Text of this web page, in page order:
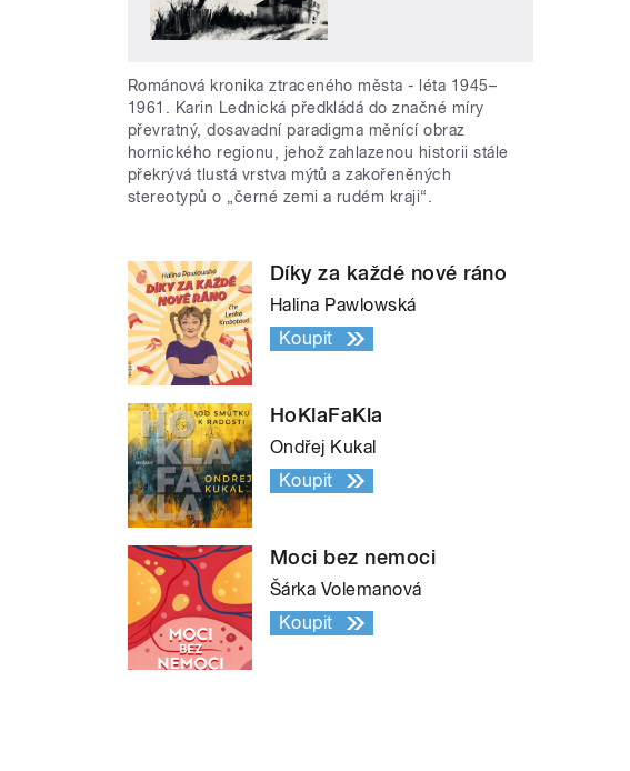
Románová kronika ztraceného města - léta 1945–
1961. Karin Lednická předkládá do značné míry
převratný, dosavadní paradigma měnící obraz
hornického regionu, jehož zahlazenou historii stále
překrývá tlustá vrstva mýtů a zakořeněných
stereotypů o „černé zemi a rudém kraji“.
Díky za každé nové ráno
Halina Pawlowská
Koupit
HoKlaFaKla
Ondřej Kukal
Koupit
Moci bez nemoci
Šárka Volemanová
Koupit